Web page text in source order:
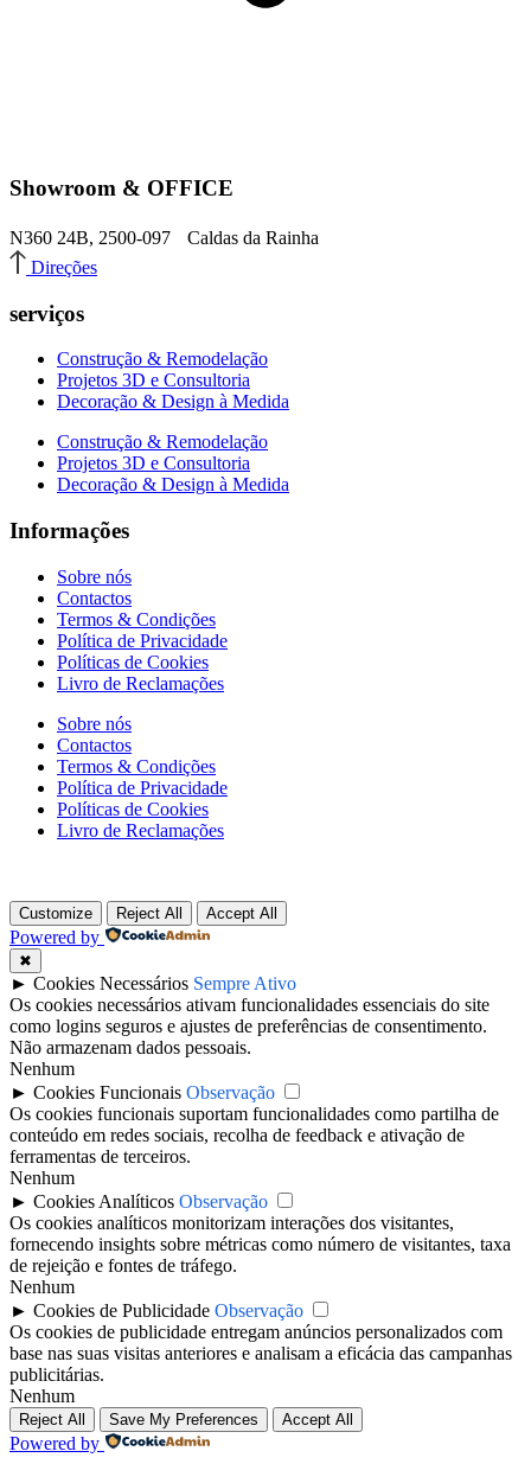
Showroom & OFFICE
N360 24B, 2500-097 Caldas da Rainha
Direções
serviços
Construção & Remodelação
Projetos 3D e Consultoria
Decoração & Design à Medida
Construção & Remodelação
Projetos 3D e Consultoria
Decoração & Design à Medida
Informações
Sobre nós
Contactos
Termos & Condições
Política de Privacidade
Políticas de Cookies
Livro de Reclamações
Sobre nós
Contactos
Termos & Condições
Política de Privacidade
Políticas de Cookies
Livro de Reclamações
Customize Reject All Accept All
Powered by
✖
► Cookies Necessários Sempre Ativo
Os cookies necessários ativam funcionalidades essenciais do site
como logins seguros e ajustes de preferências de consentimento.
Não armazenam dados pessoais.
Nenhum
► Cookies Funcionais Observação
Os cookies funcionais suportam funcionalidades como partilha de
conteúdo em redes sociais, recolha de feedback e ativação de
ferramentas de terceiros.
Nenhum
► Cookies Analíticos Observação
Os cookies analíticos monitorizam interações dos visitantes,
fornecendo insights sobre métricas como número de visitantes, taxa
de rejeição e fontes de tráfego.
Nenhum
► Cookies de Publicidade Observação
Os cookies de publicidade entregam anúncios personalizados com
base nas suas visitas anteriores e analisam a eficácia das campanhas
publicitárias.
Nenhum
Reject All Save My Preferences Accept All
Powered by